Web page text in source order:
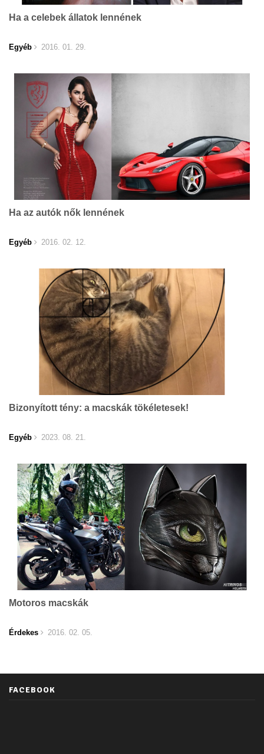
Ha a celebek állatok lennének
Egyéb 2016. 01. 29.
Ha az autók nők lennének
Egyéb 2016. 02. 12.
Bizonyított tény: a macskák tökéletesek!
Egyéb 2023. 08. 21.
Motoros macskák
Érdekes 2016. 02. 05.
FACEBOOK